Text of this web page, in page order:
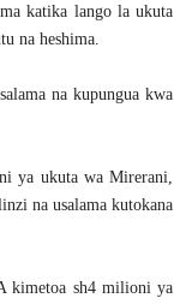
katika lango la ukuta
na heshima.
na kupungua kwa
ya ukuta wa Mirerani,
na usalama kutokana
kimetoa sh4 milioni ya